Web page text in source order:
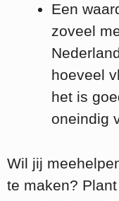
Een
zoveel
hoeveel
het is
oneindig
Wil jij
te maken?